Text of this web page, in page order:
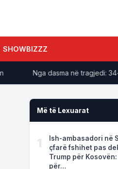
SHOWBIZZZ
Nga dasma në tragjedi: 34-
Më të Lexuarat
1
Ish-ambasadori në
çfarë fshihet pas
Trump për
për…